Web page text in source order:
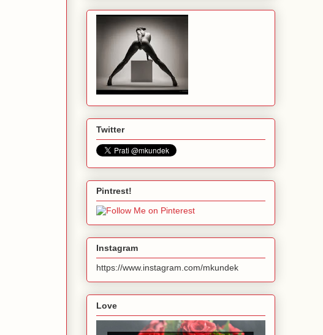
Twitter
Pintrest!
Instagram
https://www.instagram.com/mkundek
Love